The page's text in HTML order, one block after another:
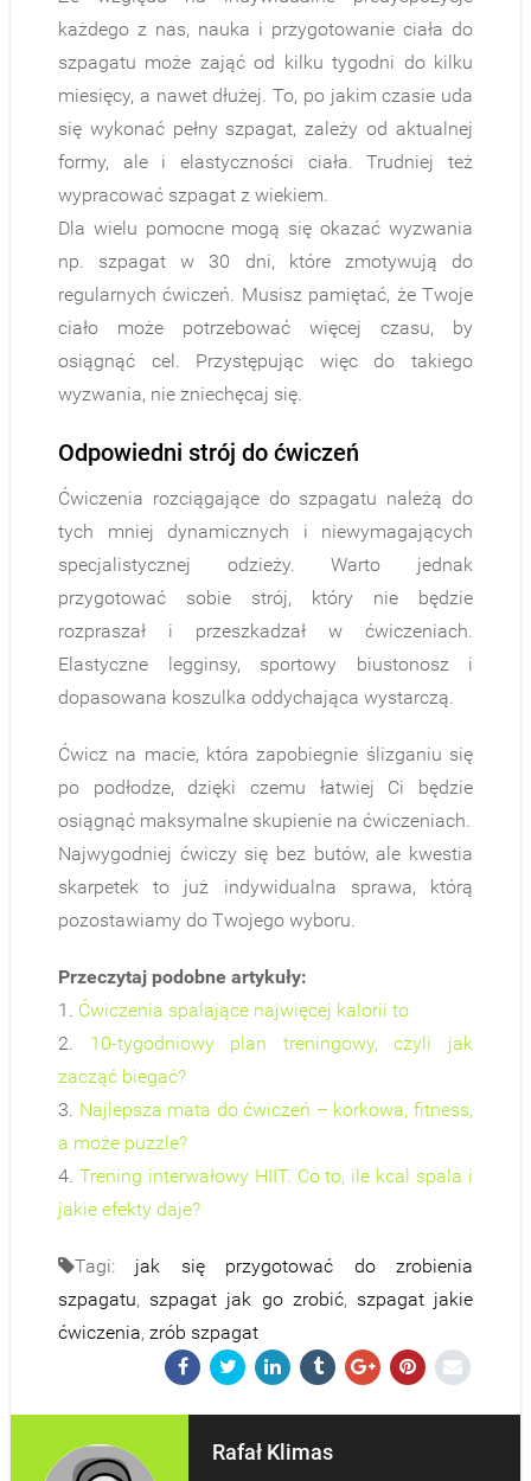
każdego z nas, nauka i przygotowanie ciała do
szpagatu może zająć od kilku tygodni do kilku
miesięcy, a nawet dłużej. To, po jakim czasie uda
się wykonać pełny szpagat, zależy od aktualnej
formy, ale i elastyczności ciała. Trudniej też
wypracować szpagat z wiekiem.
Dla wielu pomocne mogą się okazać wyzwania
np. szpagat w 30 dni, które zmotywują do
regularnych ćwiczeń. Musisz pamiętać, że Twoje
ciało może potrzebować więcej czasu, by
osiągnąć cel. Przystępując więc do takiego
wyzwania, nie zniechęcaj się.
Odpowiedni strój do ćwiczeń
Ćwiczenia rozciągające do szpagatu należą do
tych mniej dynamicznych i niewymagających
specjalistycznej odzieży. Warto jednak
przygotować sobie strój, który nie będzie
rozpraszał i przeszkadzał w ćwiczeniach.
Elastyczne legginsy, sportowy biustonosz i
dopasowana koszulka oddychająca wystarczą.
Ćwicz na macie, która zapobiegnie ślizganiu się
po podłodze, dzięki czemu łatwiej Ci będzie
osiągnąć maksymalne skupienie na ćwiczeniach.
Najwygodniej ćwiczy się bez butów, ale kwestia
skarpetek to już indywidualna sprawa, którą
pozostawiamy do Twojego wyboru.
Przeczytaj podobne artykuły:
1. Ćwiczenia spalające najwięcej kalorii to
2. 10-tygodniowy plan treningowy, czyli jak
zacząć biegać?
3. Najlepsza mata do ćwiczeń – korkowa, fitness,
a może puzzle?
4. Trening interwałowy HIIT. Co to, ile kcal spala i
jakie efekty daje?
Tagi: jak się przygotować do zrobienia
szpagatu, szpagat jak go zrobić, szpagat jakie
ćwiczenia, zrób szpagat
Rafał Klimas